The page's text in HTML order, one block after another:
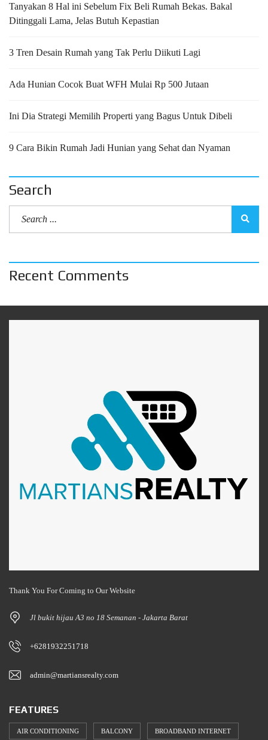
Tanyakan 8 Hal ini Sebelum Fix Beli Rumah Bekas. Bakal
Ditinggali Lama, Jelas Butuh Kepastian
3 Tren Desain Rumah yang Tak Perlu Diikuti Lagi
Ada Hunian Cocok Buat WFH Mulai Rp 500 Jutaan
Ini Dia Strategi Memilih Properti yang Bagus Untuk Dibeli
9 Cara Bikin Rumah Jadi Hunian yang Sehat dan Nyaman
Search
Recent Comments
Thank You For Coming to Our Website
Jl bukit hijau A3 no 18 Semanan - Jakarta Barat
+6281932251718
admin@martiansrealty.com
FEATURES
AIR CONDITIONING BALCONY BROADBAND INTERNET